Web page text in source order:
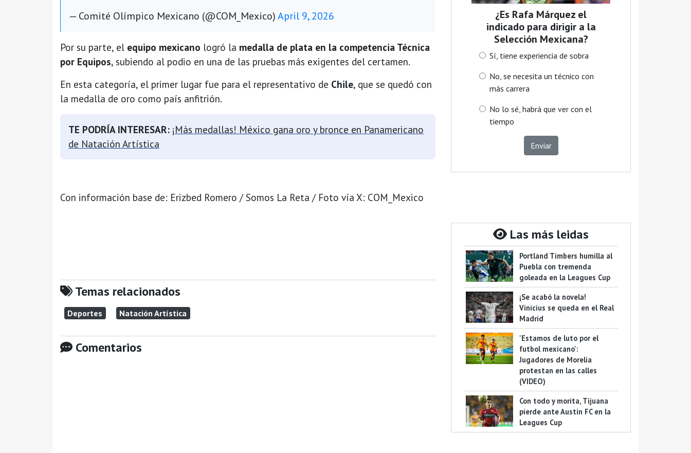
— Comité Olímpico Mexicano (@COM_Mexico)April 9, 2026
Por su parte, el equipo mexicano logró la medalla de plata en la competencia Técnica
por Equipos, subiendo al podio en una de las pruebas más exigentes del certamen.
En esta categoría, el primer lugar fue para el representativo de Chile, que se quedó con
la medalla de oro como país anfitrión.
TE PODRÍA INTERESAR: ¡Más medallas! México gana oro y bronce en Panamericano
de Natación Artística
Con información base de: Erizbed Romero / Somos La Reta / Foto vía X: COM_Mexico
Temas relacionados
Deportes Natación Artística
Comentarios
¿Es Rafa Márquez el
indicado para dirigir a la
Selección Mexicana?
Sí, tiene experiencia de sobra
No, se necesita un técnico con
más carrera
No lo sé, habrá que ver con el
tiempo
Enviar
Las más leidas
Portland Timbers humilla al
Puebla con tremenda
goleada en la Leagues Cup
¡Se acabó la novela!
Vinicius se queda en el Real
Madrid
'Estamos de luto por el
futbol mexicano':
Jugadores de Morelia
protestan en las calles
(VIDEO)
Con todo y morita, Tijuana
pierde ante Austin FC en la
Leagues Cup